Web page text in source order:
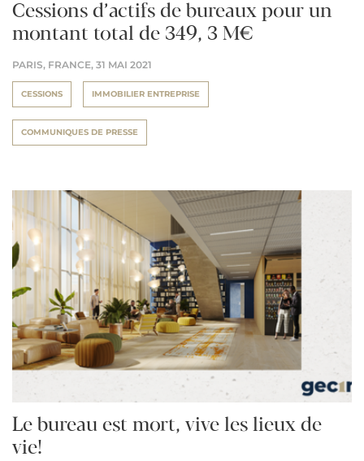
Cessions d’actifs de bureaux pour un
montant total de 349, 3 M€
PARIS, FRANCE, 31 MAI 2021
CESSIONS IMMOBILIER ENTREPRISE
COMMUNIQUES DE PRESSE
Le bureau est mort, vive les lieux de
vie!